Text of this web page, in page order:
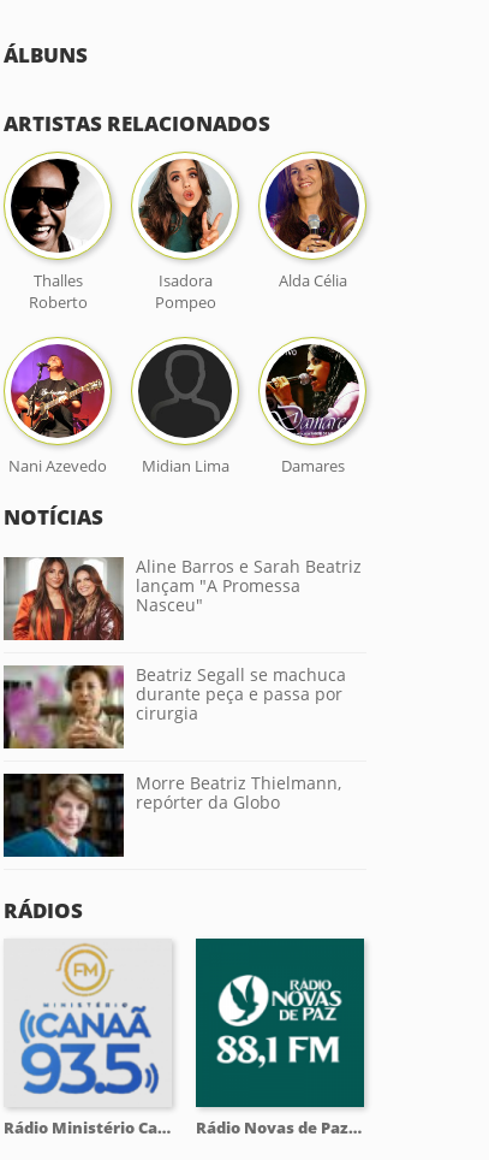
ÁLBUNS
ARTISTAS RELACIONADOS
Thalles
Roberto
Isadora
Pompeo
Alda Célia
Nani Azevedo Midian Lima Damares
NOTÍCIAS
Aline Barros e Sarah Beatriz
lançam "A Promessa
Nasceu"
Beatriz Segall se machuca
durante peça e passa por
cirurgia
Morre Beatriz Thielmann,
repórter da Globo
RÁDIOS
Rádio Ministério Canaã 93.5 FM Rádio Novas de Paz 88.1 FM